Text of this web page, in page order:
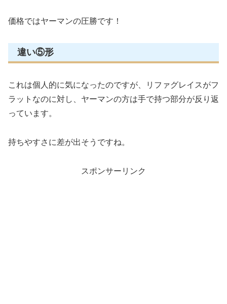
価格ではヤーマンの圧勝です！
違い⑤形
これは個人的に気になったのですが、リファグレイスがフ
ラットなのに対し、ヤーマンの方は手で持つ部分が反り返
っています。
持ちやすさに差が出そうですね。
スポンサーリンク